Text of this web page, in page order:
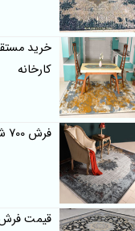
کارخانه
فرش 700 شانه زیر قیمتی